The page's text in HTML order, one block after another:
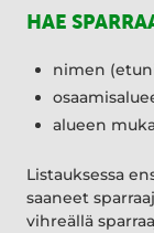
HAE
nimen
alueen
Listauksessa
saaneet
vihreällä